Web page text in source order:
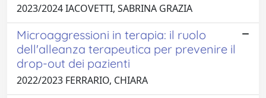
2023/2024 IACOVETTI, SABRINA GRAZIA
Microaggressioni in terapia: il ruolo
dell'alleanza terapeutica per prevenire il
drop-out dei pazienti
2022/2023 FERRARIO, CHIARA